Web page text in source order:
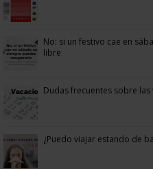
No: si un festivo cae en
libre
Dudas frecuentes sobre las
¿Puedo viajar estando de